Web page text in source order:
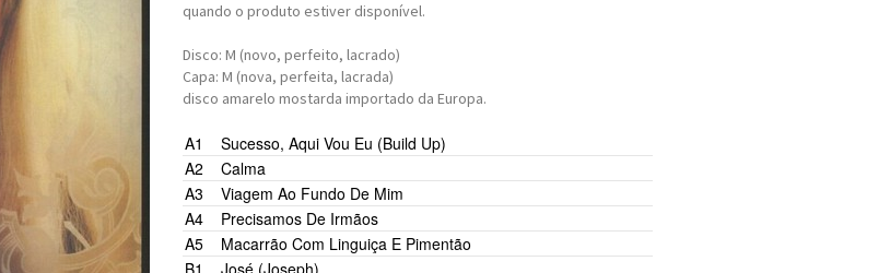
quando o produto estiver disponível.
Disco: M (novo, perfeito, lacrado)
Capa: M (nova, perfeita, lacrada)
disco amarelo mostarda importado da Europa.
A1
Sucesso, Aqui Vou Eu (Build Up)
A2
Calma
A3
Viagem Ao Fundo De Mim
A4
Precisamos De Irmãos
A5
Macarrão Com Linguiça E Pimentão
B1
José (Joseph)